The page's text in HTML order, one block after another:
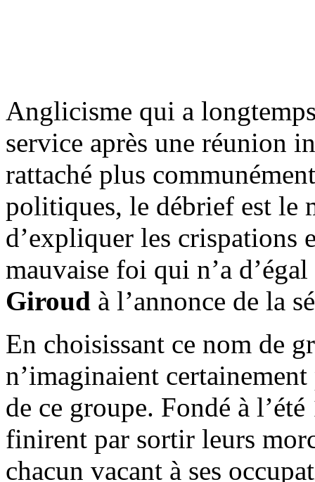
Anglicisme qui a
service après une réunion
rattaché plus
politiques, le débrief est le
d’expliquer les crispations
mauvaise foi qui n’a
Giroud à l’annonce de la
En choisissant ce nom de
n’imaginaient
de ce groupe. Fondé à
finirent par sortir leurs
chacun vacant à ses